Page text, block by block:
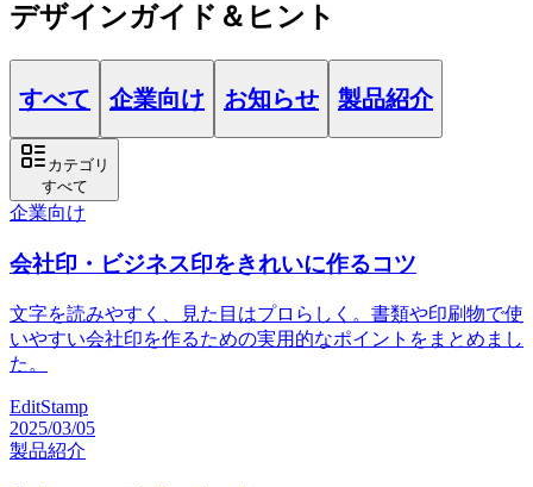
デザインガイド＆ヒント
すべて 企業向け お知らせ 製品紹介
カテゴリ
すべて
企業向け
会社印・ビジネス印をきれいに作るコツ
文字を読みやすく、見た目はプロらしく。書類や印刷物で使
いやすい会社印を作るための実用的なポイントをまとめまし
た。
EditStamp
2025/03/05
製品紹介